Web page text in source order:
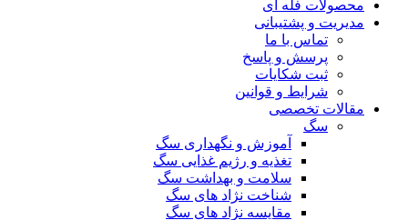
محصولات فله ای
مدیریت و پشتیبانی
تماس با ما
پرسش و پاسخ
ثبت شکایات
شرایط و قوانین
مقالات تخصصی
سگ
آموزش و نگهداری سگ
تغذیه و رژیم غذایی سگ
سلامت و بهداشت سگ
شناخت نژاد های سگ
مقایسه نژاد های سگ